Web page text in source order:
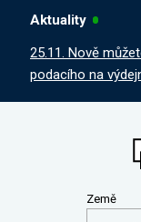
Aktuality
25.11. Nově
podacího na
Země